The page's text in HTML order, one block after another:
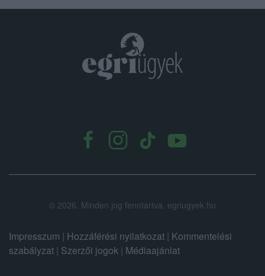
© 2026. Minden jog fenntartva. egriugyek.hu
Impresszum | Hozzáférési nyilatkozat | Kommentelési
szabályzat | Szerzői jogok | Médiaajánlat